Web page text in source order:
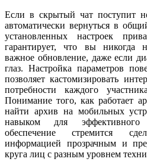
Если в скрытый чат поступит
автоматически вернуться в
установленных настроек
гарантирует, что вы никогда
важное обновление, даже если
глаз. Настройка параметров
позволяет кастомизировать
потребности каждого
Понимание того, как работает
найти архив на мобильных
навыком для
обеспечение стремится
информацией прозрачным и
круга лиц с разным уровнем